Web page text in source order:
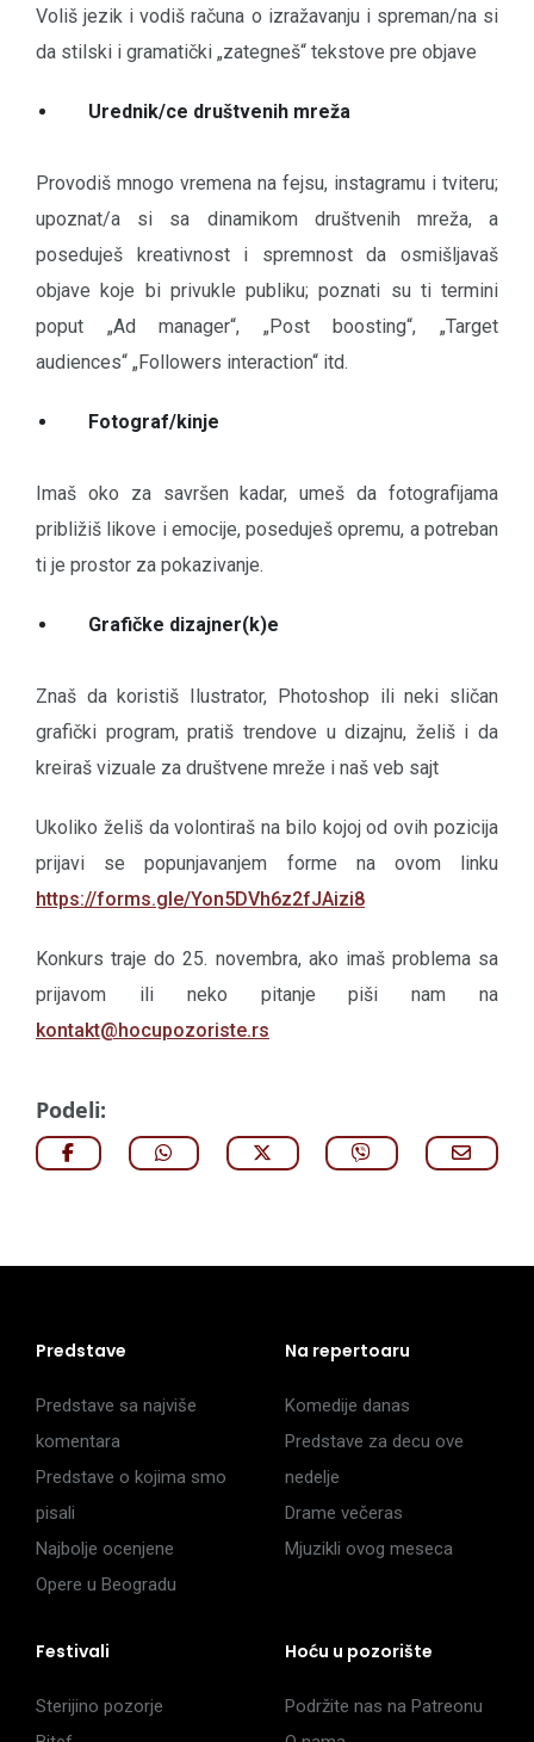
Voliš jezik i vodiš računa o izražavanju i spreman/na si
da stilski i gramatički „zategneš“ tekstove pre objave
Urednik/ce društvenih mreža
Provodiš mnogo vremena na fejsu, instagramu i tviteru;
upoznat/a si sa dinamikom društvenih mreža, a
poseduješ kreativnost i spremnost da osmišljavaš
objave koje bi privukle publiku; poznati su ti termini
poput „Ad manager“, „Post boosting“, „Target
audiences“ „Followers interaction“ itd.
Fotograf/kinje
Imaš oko za savršen kadar, umeš da fotografijama
približiš likove i emocije, poseduješ opremu, a potreban
ti je prostor za pokazivanje.
Grafičke dizajner(k)e
Znaš da koristiš Ilustrator, Photoshop ili neki sličan
grafički program, pratiš trendove u dizajnu, želiš i da
kreiraš vizuale za društvene mreže i naš veb sajt
Ukoliko želiš da volontiraš na bilo kojoj od ovih pozicija
prijavi se popunjavanjem forme na ovom linku
https://forms.gle/Yon5DVh6z2fJAizi8
Konkurs traje do 25. novembra, ako imaš problema sa
prijavom ili neko pitanje piši nam na
kontakt@hocupozoriste.rs
Podeli:
Predstave
Predstave sa najviše
komentara
Predstave o kojima smo
pisali
Najbolje ocenjene
Opere u Beogradu
Na repertoaru
Komedije danas
Predstave za decu ove
nedelje
Drame večeras
Mjuzikli ovog meseca
Festivali
Sterijino pozorje
Hoću u pozorište
Podržite nas na Patreonu